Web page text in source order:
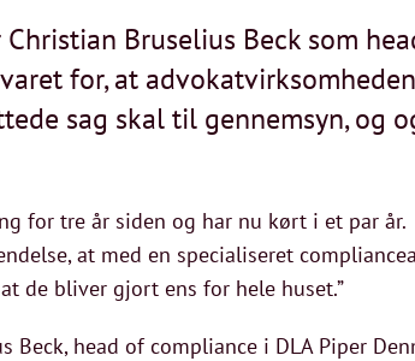
Christian Bruselius Beck som
for, at
sag skal til gennemsyn, og
for tre år siden og har nu kørt i et par år.
at med en specialiseret
de bliver gjort ens for hele huset.”
head of compliance i DLA Piper